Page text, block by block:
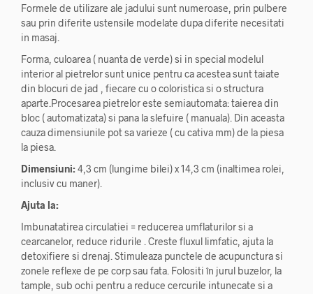
Formele de utilizare ale jadului sunt numeroase, prin pulbere
sau prin diferite ustensile modelate dupa diferite necesitati
in masaj.
Forma, culoarea ( nuanta de verde) si in special modelul
interior al pietrelor sunt unice pentru ca acestea sunt taiate
din blocuri de jad , fiecare cu o coloristica si o structura
aparte.Procesarea pietrelor este semiautomata: taierea din
bloc ( automatizata) si pana la slefuire ( manuala). Din aceasta
cauza dimensiunile pot sa varieze ( cu cativa mm) de la piesa
la piesa.
Dimensiuni:4,3 cm (lungime bilei) x 14,3 cm (inaltimea rolei,
inclusiv cu maner).
Ajuta la:
Imbunatatirea circulatiei = reducerea umflaturilor si a
cearcanelor, reduce ridurile . Creste fluxul limfatic, ajuta la
detoxifiere si drenaj. Stimuleaza punctele de acupunctura si
zonele reflexe de pe corp sau fata. Folositi în jurul buzelor, la
tample, sub ochi pentru a reduce cercurile intunecate si a